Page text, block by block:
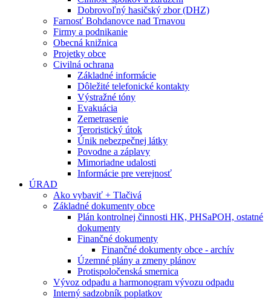
Dobrovoľný hasičský zbor (DHZ)
Farnosť Bohdanovce nad Trnavou
Firmy a podnikanie
Obecná knižnica
Projetky obce
Civilná ochrana
Základné informácie
Dôležité telefonické kontakty
Výstražné tóny
Evakuácia
Zemetrasenie
Teroristický útok
Únik nebezpečnej látky
Povodne a záplavy
Mimoriadne udalosti
Informácie pre verejnosť
ÚRAD
Ako vybaviť + Tlačivá
Základné dokumenty obce
Plán kontrolnej činnosti HK, PHSaPOH, ostatné
dokumenty
Finančné dokumenty
Finančné dokumenty obce - archív
Územné plány a zmeny plánov
Protispoločenská smernica
Vývoz odpadu a harmonogram vývozu odpadu
Interný sadzobník poplatkov